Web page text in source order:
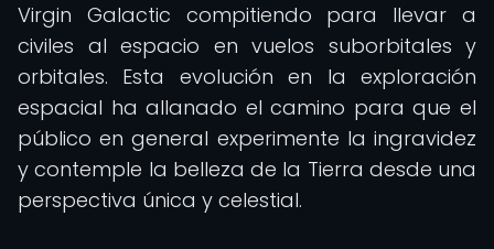
Virgin Galactic compitiendo para llevar a
civiles al espacio en vuelos suborbitales y
orbitales. Esta evolución en la exploración
espacial ha allanado el camino para que el
público en general experimente la ingravidez
y contemple la belleza de la Tierra desde una
perspectiva única y celestial.